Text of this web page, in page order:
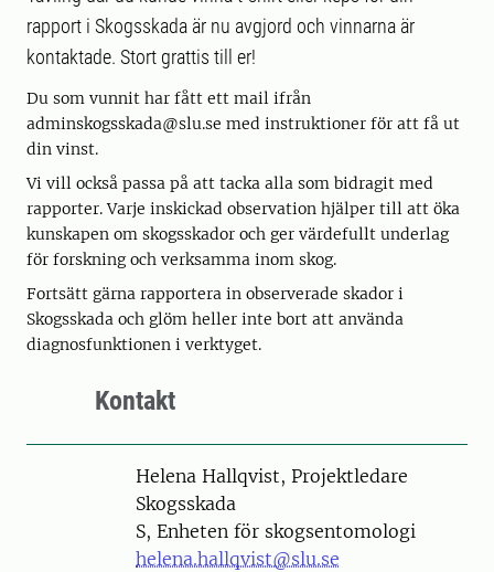
rapport i Skogsskada är nu avgjord och vinnarna är
kontaktade. Stort grattis till er!
Du som vunnit har fått ett mail ifrån
adminskogsskada@slu.se med instruktioner för att få ut
din vinst.
Vi vill också passa på att tacka alla som bidragit med
rapporter. Varje inskickad observation hjälper till att öka
kunskapen om skogsskador och ger värdefullt underlag
för forskning och verksamma inom skog.
Fortsätt gärna rapportera in observerade skador i
Skogsskada och glöm heller inte bort att använda
diagnosfunktionen i verktyget.
Kontakt
PersonHelena Hallqvist, Projektledare
Skogsskada
S, Enheten för skogsentomologi
helena.hallqvist@slu.se